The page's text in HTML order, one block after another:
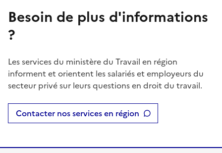
Besoin de plus d'informations
?
Les services du ministère du Travail en région
informent et orientent les salariés et employeurs du
secteur privé sur leurs questions en droit du travail.
Contacter nos services en région